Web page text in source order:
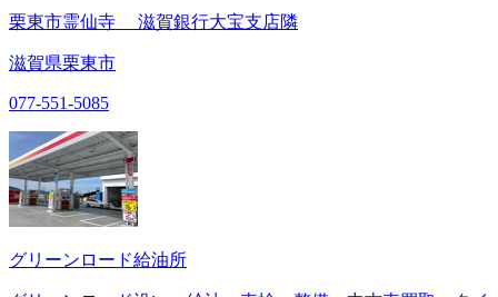
栗東市霊仙寺 滋賀銀行大宝支店隣
滋賀県栗東市
077-551-5085
グリーンロード給油所